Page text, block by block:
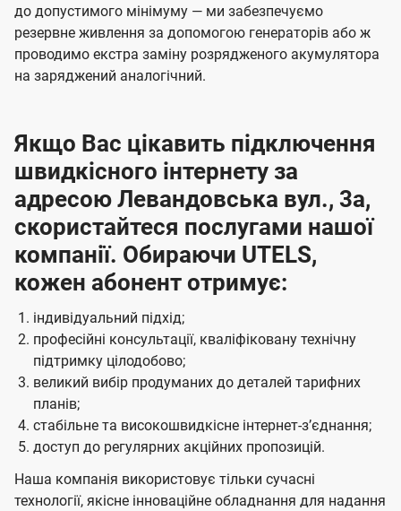
до допустимого мінімуму — ми забезпечуємо
резервне живлення за допомогою генераторів або ж
проводимо екстра заміну розрядженого акумулятора
на заряджений аналогічний.
Якщо Вас цікавить підключення
швидкісного інтернету за
адресою Левандовська вул., 3а,
скористайтеся послугами нашої
компанії. Обираючи UTELS,
кожен абонент отримує:
індивідуальний підхід;
професійні консультації, кваліфіковану технічну
підтримку цілодобово;
великий вибір продуманих до деталей тарифних
планів;
стабільне та високошвидкісне інтернет-зʼєднання;
доступ до регулярних акційних пропозицій.
Наша компанія використовує тільки сучасні
технології, якісне інноваційне обладнання для надання